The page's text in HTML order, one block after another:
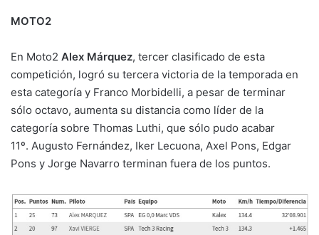
MOTO2
En Moto2 Alex Márquez, tercer clasificado de esta
competición, logró su tercera victoria de la temporada en
esta categoría y Franco Morbidelli, a pesar de terminar
sólo octavo, aumenta su distancia como líder de la
categoría sobre Thomas Luthi, que sólo pudo acabar
11º. Augusto Fernández, Iker Lecuona, Axel Pons, Edgar
Pons y Jorge Navarro terminan fuera de los puntos.